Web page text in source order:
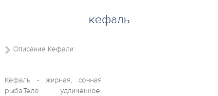
кефаль
Описание Кефали:
Кефаль - жирная, сочная
рыба.Тело удлиненное,